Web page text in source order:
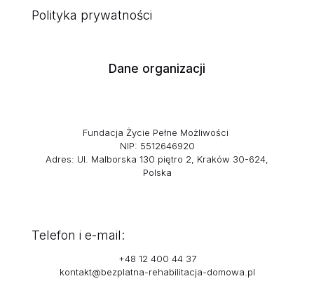
Polityka prywatności
Dane organizacji
Fundacja Życie Pełne Możliwości
NIP: 5512646920
Adres: Ul. Malborska 130 piętro 2, Kraków 30-624,
Polska
Telefon i e-mail:
+48 12 400 44 37
kontakt@bezplatna-rehabilitacja-domowa.pl